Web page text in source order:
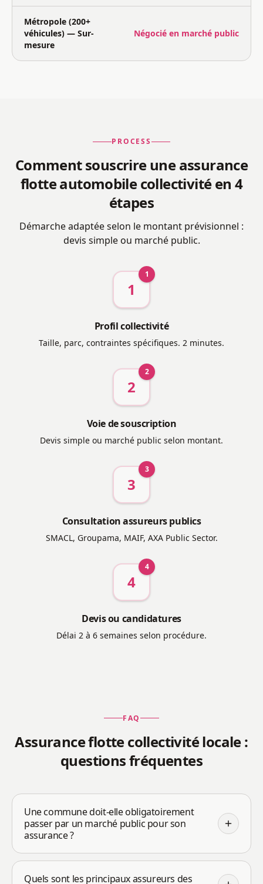
Métropole (200+
véhicules) — Sur-
mesure
Négocié en marché public
PROCESS
Comment souscrire une assurance
flotte automobile collectivité en 4
étapes
Démarche adaptée selon le montant prévisionnel :
devis simple ou marché public.
1
1
Profil collectivité
Taille, parc, contraintes spécifiques. 2 minutes.
2
2
Voie de souscription
Devis simple ou marché public selon montant.
3
3
Consultation assureurs publics
SMACL, Groupama, MAIF, AXA Public Sector.
4
4
Devis ou candidatures
Délai 2 à 6 semaines selon procédure.
FAQ
Assurance flotte collectivité locale :
questions fréquentes
Une commune doit-elle obligatoirement
passer par un marché public pour son
assurance ?
Quels sont les principaux assureurs des